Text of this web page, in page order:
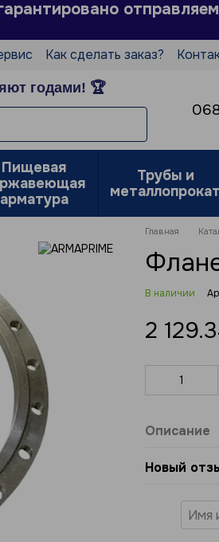
Как сделать заказ?
годами! 🏆
Пищевая
арматура
Трубы и
металлопрокат
Главная
В наличии
2
Описание
Новый